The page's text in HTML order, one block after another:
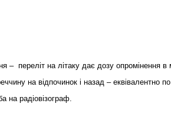
– переліт на літаку дає дозу опромінення
на відпочинок і назад – еквівалентно
на радіовізограф.